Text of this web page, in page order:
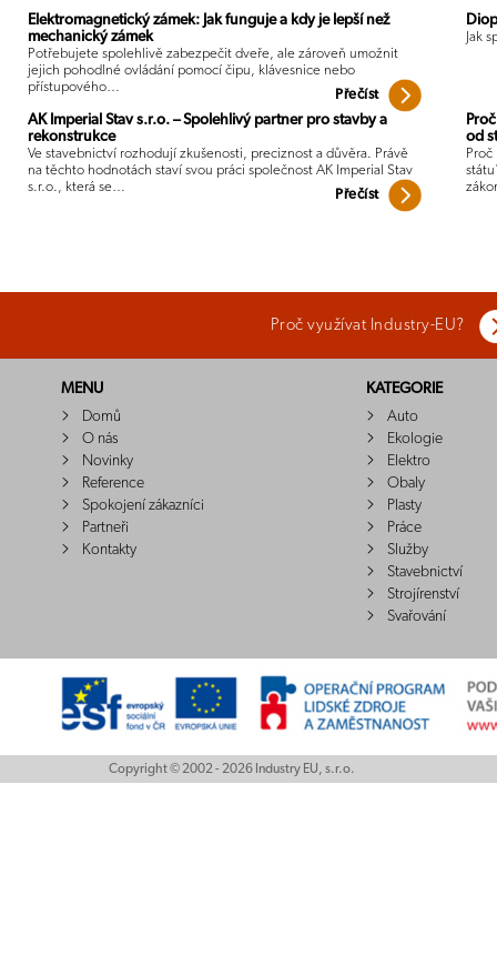
Elektromagnetický zámek: Jak funguje a kdy je lepší než
mechanický zámek
Potřebujete spolehlivě zabezpečit dveře, ale zároveň umožnit
jejich pohodlné ovládání pomocí čipu, klávesnice nebo
přístupového…
Přečíst
AK Imperial Stav s.r.o. – Spolehlivý partner pro stavby a
rekonstrukce
Ve stavebnictví rozhodují zkušenosti, preciznost a důvěra. Právě
na těchto hodnotách staví svou práci společnost AK Imperial Stav
s.r.o., která se…
Přečíst
Jak
od
Proč využívat Industry-EU?
MENU
Domů
O nás
Novinky
Reference
Spokojení zákazníci
Partneři
Kontakty
KATEGORIE
Auto
Ekologie
Elektro
Obaly
Plasty
Práce
Služby
Stavebnictví
Strojírenství
Svařování
Copyright © 2002 - 2026 Industry EU, s.r.o.